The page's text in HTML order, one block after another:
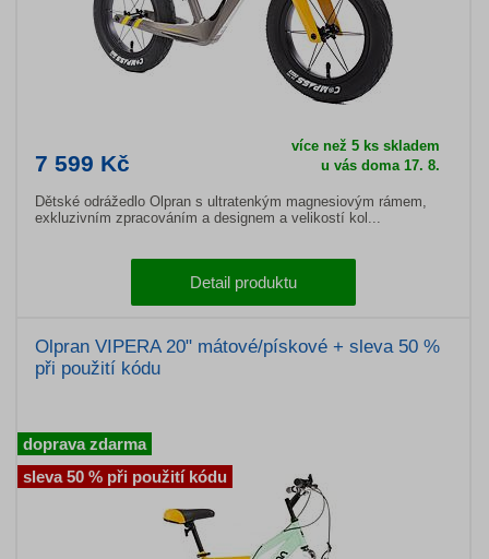
7 599 Kč
více než 5 ks skladem
u vás doma 17. 8.
Dětské odrážedlo Olpran s ultratenkým magnesiovým rámem,
exkluzivním zpracováním a designem a velikostí kol...
Detail produktu
Olpran VIPERA 20" mátové/pískové + sleva 50 %
při použití kódu
doprava zdarma
sleva 50 % při použití kódu